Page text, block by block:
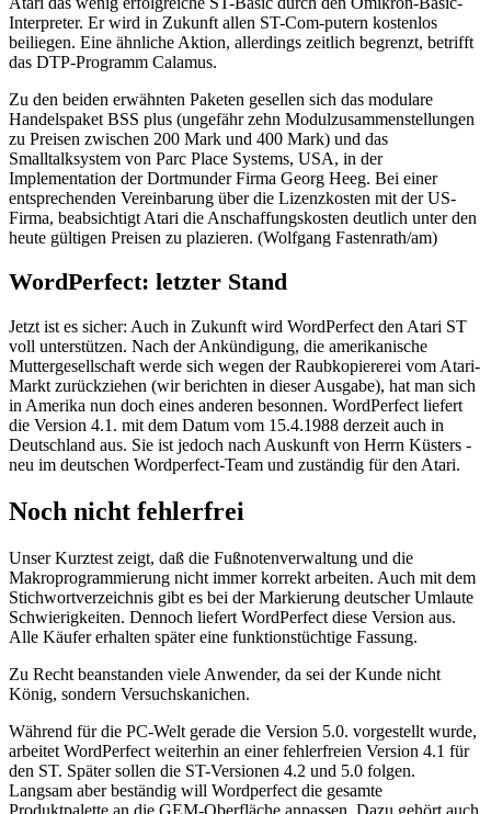
Interpreter. Er wird in Zukunft allen ST-Com-putern kostenlos
beiliegen. Eine ähnliche Aktion, allerdings zeitlich begrenzt, betrifft
das DTP-Programm Calamus.
Zu den beiden erwähnten Paketen gesellen sich das modulare
Handelspaket BSS plus (ungefähr zehn Modulzusammenstellungen
zu Preisen zwischen 200 Mark und 400 Mark) und das
Smalltalksystem von Parc Place Systems, USA, in der
Implementation der Dortmunder Firma Georg Heeg. Bei einer
entsprechenden Vereinbarung über die Lizenzkosten mit der US-
Firma, beabsichtigt Atari die Anschaffungskosten deutlich unter den
heute gültigen Preisen zu plazieren. (Wolfgang Fastenrath/am)
WordPerfect: letzter Stand
Jetzt ist es sicher: Auch in Zukunft wird WordPerfect den Atari ST
voll unterstützen. Nach der Ankündigung, die amerikanische
Muttergesellschaft werde sich wegen der Raubkopiererei vom Atari-
Markt zurückziehen (wir berichten in dieser Ausgabe), hat man sich
in Amerika nun doch eines anderen besonnen. WordPerfect liefert
die Version 4.1. mit dem Datum vom 15.4.1988 derzeit auch in
Deutschland aus. Sie ist jedoch nach Auskunft von Herrn Küsters -
neu im deutschen Wordperfect-Team und zuständig für den Atari.
Noch nicht fehlerfrei
Unser Kurztest zeigt, daß die Fußnotenverwaltung und die
Makroprogrammierung nicht immer korrekt arbeiten. Auch mit dem
Stichwortverzeichnis gibt es bei der Markierung deutscher Umlaute
Schwierigkeiten. Dennoch liefert WordPerfect diese Version aus.
Alle Käufer erhalten später eine funktionstüchtige Fassung.
Zu Recht beanstanden viele Anwender, da sei der Kunde nicht
König, sondern Versuchskanichen.
Während für die PC-Welt gerade die Version 5.0. vorgestellt wurde,
arbeitet WordPerfect weiterhin an einer fehlerfreien Version 4.1 für
den ST. Später sollen die ST-Versionen 4.2 und 5.0 folgen.
Langsam aber beständig will Wordperfect die gesamte
Produktpalette an die GEM-Oberfläche anpassen. Dazu gehört auch